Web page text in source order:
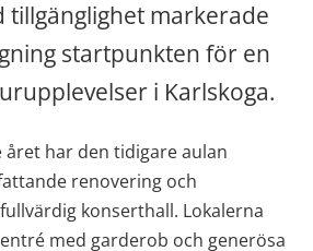
markerade
startpunkten för en
i Karlskoga.
året har den tidigare aulan
renovering och
konserthall. Lokalerna
med garderob och generösa